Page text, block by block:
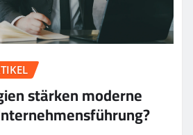
stärken moderne